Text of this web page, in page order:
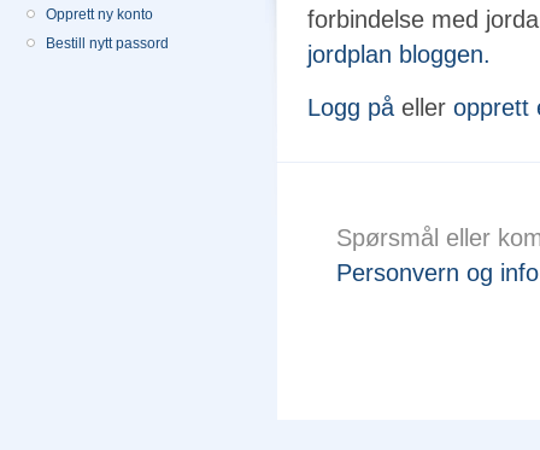
Opprett ny konto
Bestill nytt passord
forbindelse med
jordplan bloggen.
Logg på eller opprett
Spørsmål eller
Personvern og